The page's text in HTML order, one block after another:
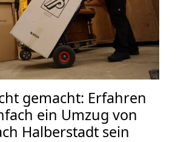
gemacht: Erfahren
ein Umzug von
Halberstadt sein